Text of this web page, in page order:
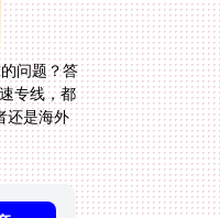
问题？答
专线，都
者还是海外